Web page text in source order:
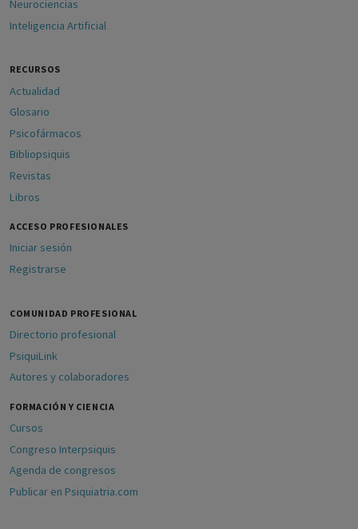
Neurociencias
Inteligencia Artificial
RECURSOS
Actualidad
Glosario
Psicofármacos
Bibliopsiquis
Revistas
Libros
ACCESO PROFESIONALES
Iniciar sesión
Registrarse
COMUNIDAD PROFESIONAL
Directorio profesional
PsiquiLink
Autores y colaboradores
FORMACIÓN Y CIENCIA
Cursos
Congreso Interpsiquis
Agenda de congresos
Publicar en Psiquiatria.com